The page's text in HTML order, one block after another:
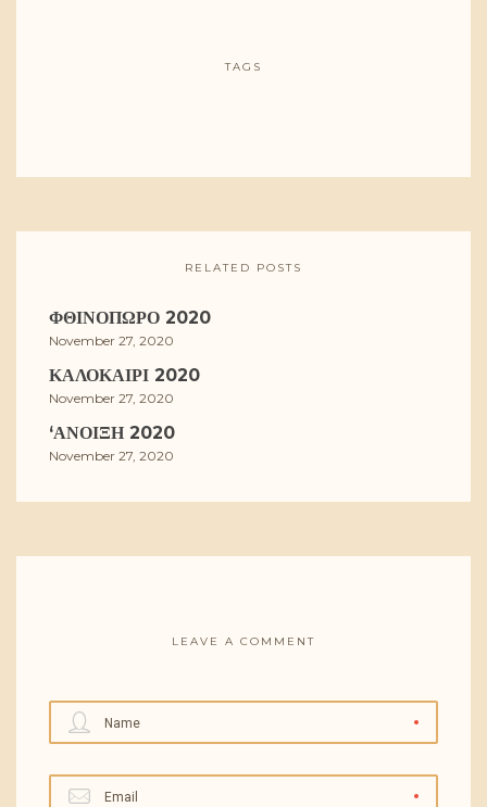
TAGS
RELATED POSTS
ΦΘΙΝΌΠΩΡΟ 2020
November 27, 2020
ΚΑΛΟΚΑΊΡΙ 2020
November 27, 2020
‘ΑΝΟΙΞΗ 2020
November 27, 2020
LEAVE A COMMENT
Name
Email